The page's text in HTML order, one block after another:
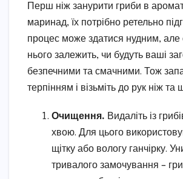
Перш ніж занурити гриби в
маринад, їх потрібно ретельно
процес може здатися нудним, але
нього залежить, чи будуть ваші
безпечними та смачними. Тож
терпінням і візьміть до рук ніж та
Очищення. Видаліть із
хвою. Для цього
щітку або вологу ганчірку.
тривалого замочування –